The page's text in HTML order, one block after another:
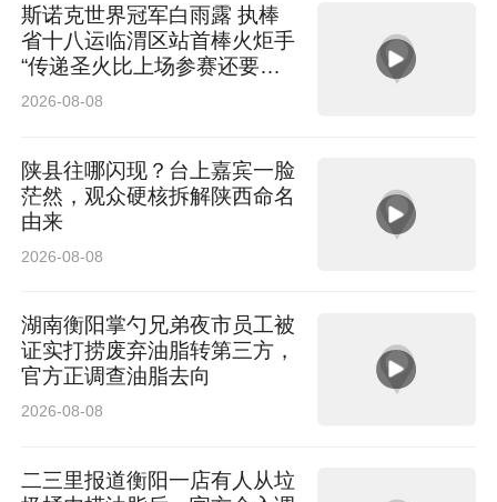
能、补能、智能、舒适与安全的全面进阶。领克
10+&10将“可控、稳定”的驾驶体验作为核心目
标，以弯道表现、人车合一驾控和全场景高品质
准。
牌，领克汽车携03+TCR赛车、03++赛车、
03CUP EVO三款赛车同步参与TCR China、
CTCC中国杯以及领克杯三大赛事。在TCR
China两回合正赛中，03+ TCR赛车凭借硬核的
斯诺克世界冠军白雨露 执棒
省十八运临渭区站首棒火炬手
“传递圣火比上场参赛还要紧
张”
2026-08-08
陕县往哪闪现？台上嘉宾一脸
茫然，观众硬核拆解陕西命名
由来
2026-08-08
湖南衡阳掌勺兄弟夜市员工被
证实打捞废弃油脂转第三方，
官方正调查油脂去向
2026-08-08
二三里报道衡阳一店有人从垃